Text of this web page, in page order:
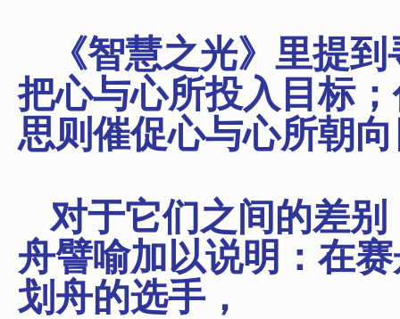
《智慧之光》里提
把心与心所投入目标
思则催促心与心所朝
对于它们之间的差
舟譬喻加以说明：在
划舟的选手，